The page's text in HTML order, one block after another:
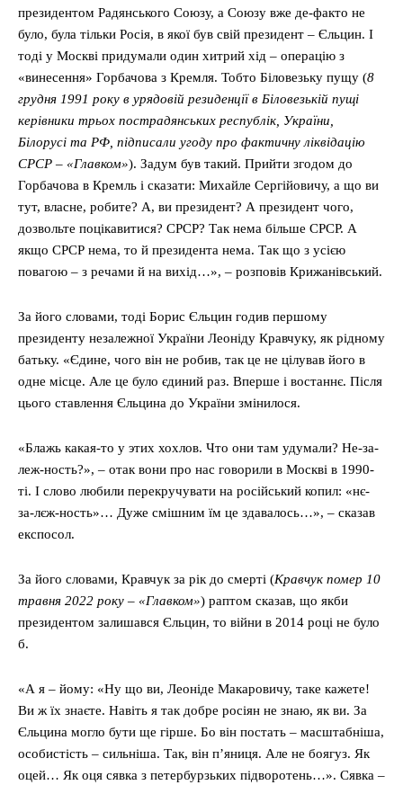
президентом Радянського Союзу, а Союзу вже де-факто не
було, була тільки Росія, в якої був свій президент – Єльцин. І
тоді у Москві придумали один хитрий хід – операцію з
«винесення» Горбачова з Кремля. Тобто Біловезьку пущу (8
грудня 1991 року в урядовій резиденції в Біловезькій пущі
керівники трьох пострадянських республік, України,
Білорусі та РФ, підписали угоду про фактичну ліквідацію
СРСР – «Главком»). Задум був такий. Прийти згодом до
Горбачова в Кремль і сказати: Михайле Сергійовичу, а що ви
тут, власне, робите? А, ви президент? А президент чого,
дозвольте поцікавитися? СРСР? Так нема більше СРСР. А
якщо СРСР нема, то й президента нема. Так що з усією
повагою – з речами й на вихід…», – розповів Крижанівський.
За його словами, тоді Борис Єльцин годив першому
президенту незалежної України Леоніду Кравчуку, як рідному
батьку. «Єдине, чого він не робив, так це не цілував його в
одне місце. Але це було єдиний раз. Вперше і востаннє. Після
цього ставлення Єльцина до України змінилося.
«Блажь какая-то у этих хохлов. Что они там удумали? Не-за-
леж-ность?», – отак вони про нас говорили в Москві в 1990-
ті. І слово любили перекручувати на російський копил: «нє-
за-лєж-ность»… Дуже смішним їм це здавалось…», – сказав
експосол.
За його словами, Кравчук за рік до смерті (Кравчук помер 10
травня 2022 року – «Главком») раптом сказав, що якби
президентом залишався Єльцин, то війни в 2014 році не було
б.
«А я – йому: «Ну що ви, Леоніде Макаровичу, таке кажете!
Ви ж їх знаєте. Навіть я так добре росіян не знаю, як ви. За
Єльцина могло бути ще гірше. Бо він постать – масштабніша,
особистість – сильніша. Так, він п’яниця. Але не боягуз. Як
оцей… Як оця сявка з петербурзьких підворотень…». Сявка –